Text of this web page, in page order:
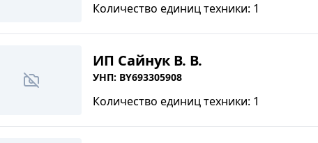
Количество единиц техники: 1
ИП Сайнук В. В.
УНП: BY693305908
Количество единиц техники: 1